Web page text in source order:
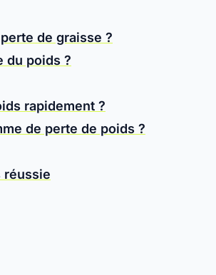
de graisse ?
du poids ?
rapidement ?
de perte de poids ?
réussie